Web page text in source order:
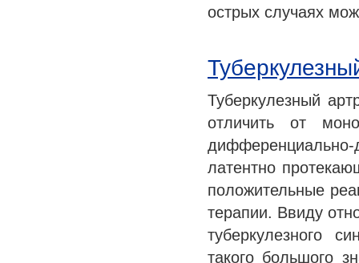
острых случаях
Туберкулезный
отличить от
латентно
положительные
терапии. Ввиду
туберкулезного
такого большого